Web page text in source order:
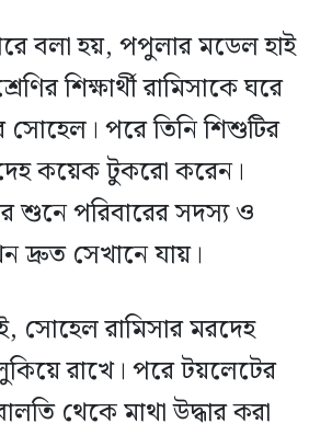
বলা হয়, পপুলার মডেল হাই
শিক্ষার্থী রামিসাকে ঘরে
সোহেল। পরে তিনি শিশুটির
কয়েক টুকরো করেন।
শুনে পরিবারের সদস্য ও
দ্রুত সেখানে যায়।
সোহেল রামিসার মরদেহ
রাখে। পরে টয়লেটের
থেকে মাথা উদ্ধার করা